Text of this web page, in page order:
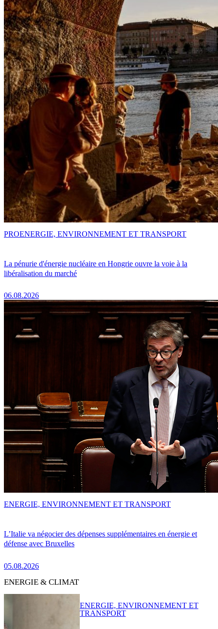
La pénurie d'énergie nucléaire en Hongrie ouvre la voie à la
libéralisation du marché
06.08.2026
PROENERGIE, ENVIRONNEMENT ET TRANSPORT
L’Italie va négocier des dépenses supplémentaires en énergie et
défense avec Bruxelles
05.08.2026
ENERGIE, ENVIRONNEMENT ET TRANSPORT
ENERGIE & CLIMAT
ENERGIE, ENVIRONNEMENT ET
TRANSPORT